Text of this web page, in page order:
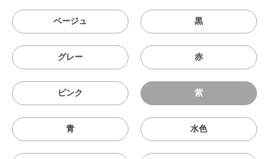
ベージュ 黒
グレー 赤
ピンク 紫
青 水色